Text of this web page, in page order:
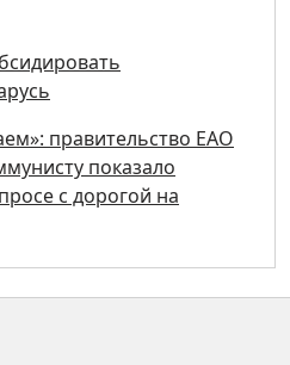
правительство ЕАО
показало
с дорогой на